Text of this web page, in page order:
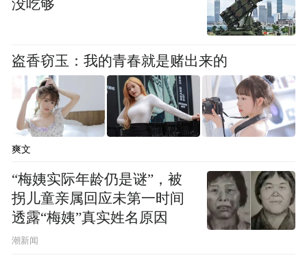
没吃够
盗香窃玉：我的青春就是赌出来的
爽文
“梅姨实际年龄仍是谜”，被
拐儿童亲属回应未第一时间
透露“梅姨”真实姓名原因
潮新闻